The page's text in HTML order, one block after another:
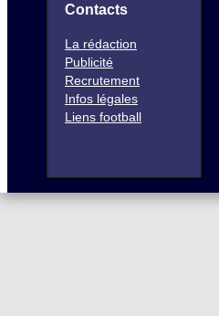
Contacts
La rédaction
Publicité
Recrutement
Infos légales
Liens football